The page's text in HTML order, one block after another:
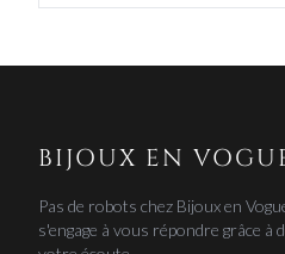
BIJOUX EN
Pas de robots chez Bijoux en
s'engage à vous répondre grâce